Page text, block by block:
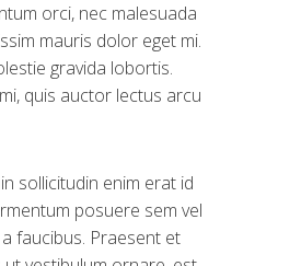
orci, nec malesuada
mauris dolor eget mi.
gravida lobortis.
quis auctor lectus arcu
sollicitudin enim erat id
posuere sem vel
faucibus. Praesent et